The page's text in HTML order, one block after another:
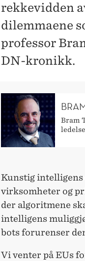
rekkevidden
dilemmaene
professor
DN-kronikk.
Bram
Kunstig intelligens
virksomheter og
der algoritmene
intelligens
bots forurenser
Vi venter på EUs